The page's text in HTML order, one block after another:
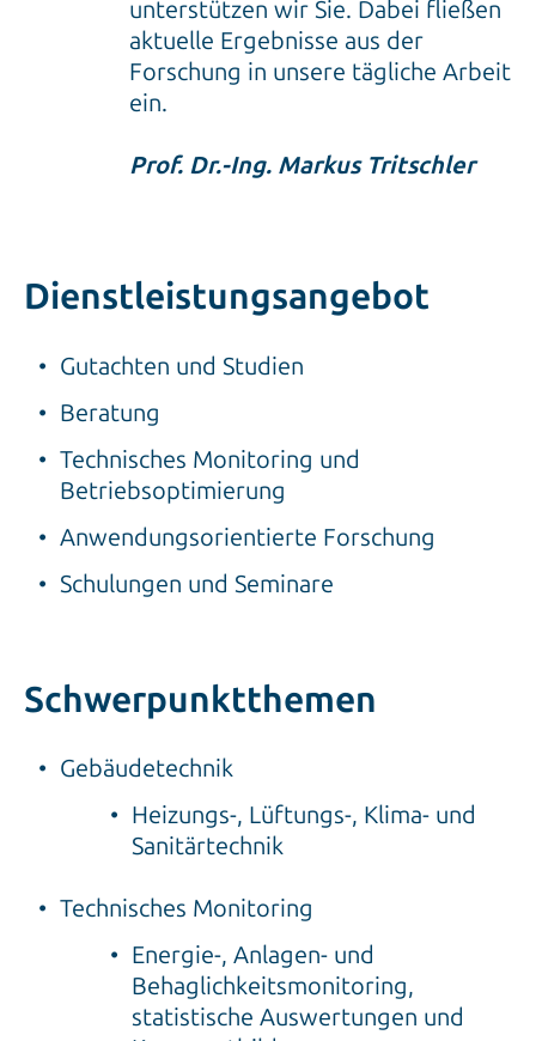
unterstützen wir Sie. Dabei fließen
aktuelle Ergebnisse aus der
Forschung in unsere tägliche Arbeit
ein.
Prof. Dr.-Ing. Markus Tritschler
Dienstleistungsangebot
Gutachten und Studien
Beratung
Technisches Monitoring und
Betriebsoptimierung
Anwendungsorientierte Forschung
Schulungen und Seminare
Schwerpunktthemen
Gebäudetechnik
Heizungs-, Lüftungs-, Klima- und
Sanitärtechnik
Technisches Monitoring
Energie-, Anlagen- und
Behaglichkeitsmonitoring,
statistische Auswertungen und